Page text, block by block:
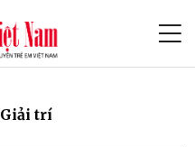
Giải trí